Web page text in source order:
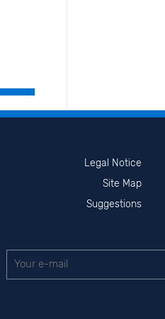
Legal Notice
Site Map
Suggestions